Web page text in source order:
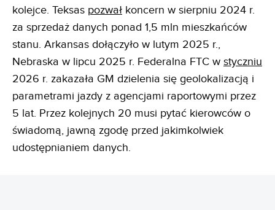
kolejce. Teksas pozwał koncern w sierpniu 2024 r.
za sprzedaż danych ponad 1,5 mln mieszkańców
stanu. Arkansas dołączyło w lutym 2025 r.,
Nebraska w lipcu 2025 r. Federalna FTC w styczniu
2026 r. zakazała GM dzielenia się geolokalizacją i
parametrami jazdy z agencjami raportowymi przez
5 lat. Przez kolejnych 20 musi pytać kierowców o
świadomą, jawną zgodę przed jakimkolwiek
udostępnianiem danych.